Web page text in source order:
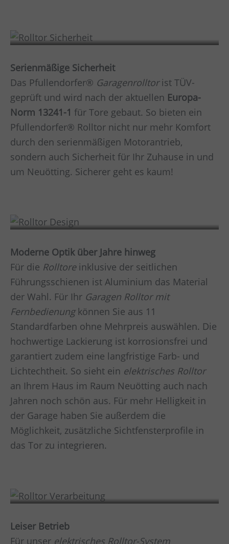
Serienmäßige Sicherheit
Das Pfullendorfer® Garagenrolltorist TÜV-
geprüft und wird nach der aktuellen Europa-
Norm 13241-1 für Tore gebaut. So bieten ein
Pfullendorfer® Rolltor nicht nur mehr Komfort
durch den serienmäßigen Motorantrieb,
sondern auch Sicherheit für Ihr Zuhause in und
um Neuötting. Sicherer geht es kaum!
Moderne Optik über Jahre hinweg
Für die Rolltore inklusive der seitlichen
Führungsschienen ist Aluminium das Material
der Wahl. Für Ihr Garagen Rolltor mit
Fernbedienungkönnen Sie aus 11
Standardfarben ohne Mehrpreis auswählen. Die
hochwertige Lackierung ist korrosionsfrei und
garantiert zudem eine langfristige Farb- und
Lichtechtheit. So sieht ein elektrisches Rolltor
an Ihrem Haus im Raum Neuötting auch nach
Jahren noch schön aus. Für mehr Helligkeit in
der Garage haben Sie außerdem die
Möglichkeit, zusätzliche Sichtfensterprofile in
das Tor zu integrieren.
Leiser Betrieb
Für unser elektrisches Rolltor-System